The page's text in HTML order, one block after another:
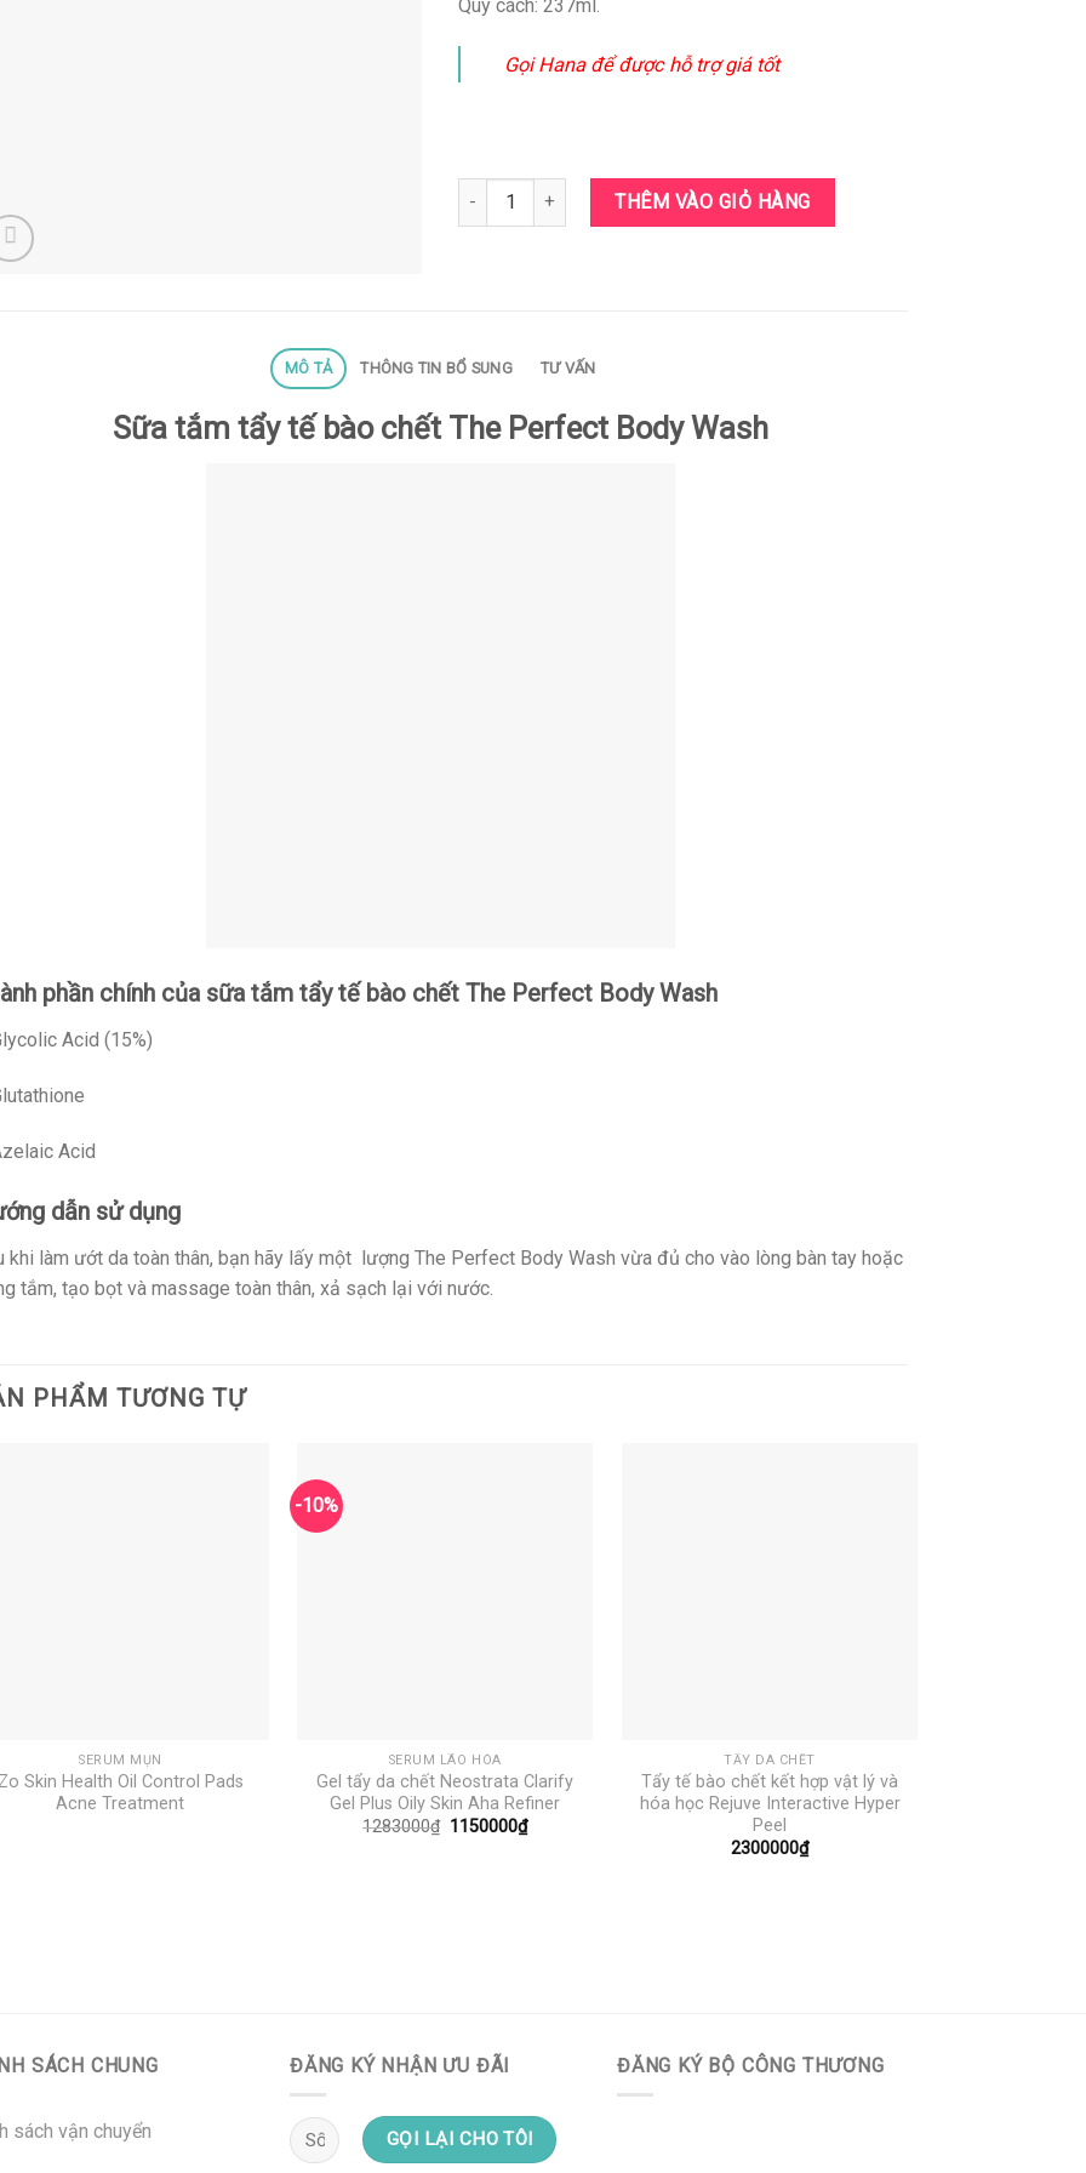
Quy cách: 237ml.
Gọi Hana để được hỗ trợ giá tốt
Sữa tắm tẩy tế bào chết The Perfect Body Wash số lượng
THÊM VÀO GIỎ HÀNG
MÔ TẢ THÔNG TIN BỔ SUNG TƯ VẤN
Sữa tắm tẩy tế bào chết The Perfect Body Wash
phần chính của sữa tắm tẩy tế bào chết The Perfect Body Wash
Acid (15%)
Acid
dẫn sử dụng
khi làm ướt da toàn thân, bạn hãy lấy một lượng The Perfect Body Wash vừa đủ cho vào lòng bàn tay hoặc
tắm, tạo bọt và massage toàn thân, xả sạch lại với nước.
PHẨM TƯƠNG TỰ
SERUM MỤN
Zo Skin Health Oil Control Pads
Acne Treatment
-10%
SERUM LÃO HÓA
Gel tẩy da chết Neostrata Clarify
Gel Plus Oily Skin Aha Refiner
1283000₫ Giá
1150000₫Giá
hiện
TẨY DA CHẾT
Tẩy tế bào chết kết hợp vật lý và
hóa học Rejuve Interactive Hyper
Peel
2300000₫
SÁCH CHUNG
sách vận chuyển
ĐĂNG KÝ NHẬN ƯU ĐÃI ĐĂNG KÝ BỘ CÔNG THƯƠNG